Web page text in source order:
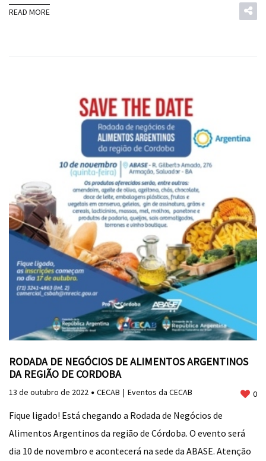
READ MORE
RODADA DE NEGÓCIOS DE ALIMENTOS ARGENTINOS
DA REGIÃO DE CORDOBA
13 de outubro de 2022 CECAB Eventos da CECAB 0
Fique ligado! Está chegando a Rodada de Negócios de
Alimentos Argentinos da região de Córdoba. O evento será
dia 10 de novembro e acontecerá na sede da ABASE. Atenção